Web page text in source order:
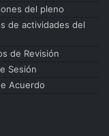
del pleno
de actividades del
de Revisión
Sesión
Acuerdo